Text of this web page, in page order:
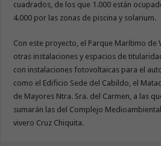
cuadrados, de los que 1.000 están
4.000 por las zonas de piscina y solarium.
Con este proyecto, el Parque Marítimo de
otras instalaciones y espacios de
con instalaciones fotovoltaicas para el
como el Edificio Sede del Cabildo, el
de Mayores Ntra. Sra. del Carmen, a las
sumarán las del Complejo
vivero Cruz Chiquita.